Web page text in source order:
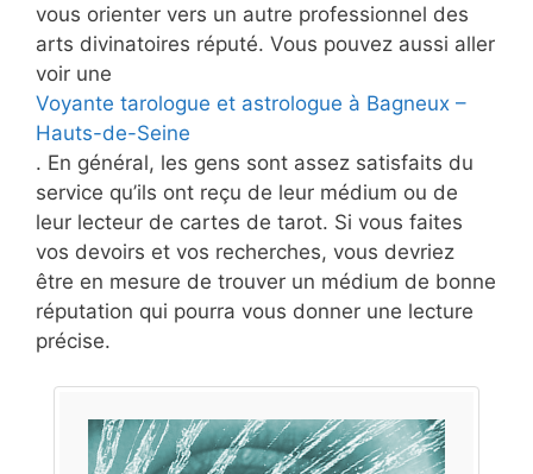
vous orienter vers un autre professionnel des
arts divinatoires réputé. Vous pouvez aussi aller
voir une
Voyante tarologue et astrologue à Bagneux –
Hauts-de-Seine
. En général, les gens sont assez satisfaits du
service qu’ils ont reçu de leur médium ou de
leur lecteur de cartes de tarot. Si vous faites
vos devoirs et vos recherches, vous devriez
être en mesure de trouver un médium de bonne
réputation qui pourra vous donner une lecture
précise.